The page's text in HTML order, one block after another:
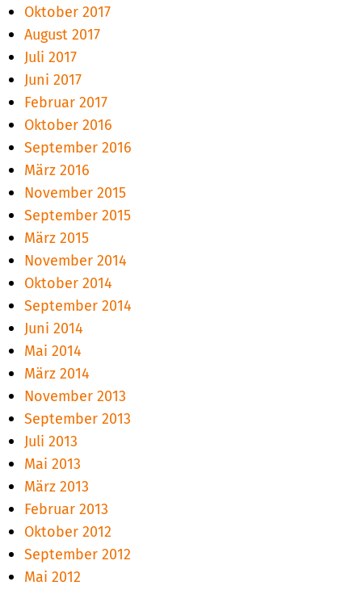
Oktober 2017
August 2017
Juli 2017
Juni 2017
Februar 2017
Oktober 2016
September 2016
März 2016
November 2015
September 2015
März 2015
November 2014
Oktober 2014
September 2014
Juni 2014
Mai 2014
März 2014
November 2013
September 2013
Juli 2013
Mai 2013
März 2013
Februar 2013
Oktober 2012
September 2012
Mai 2012